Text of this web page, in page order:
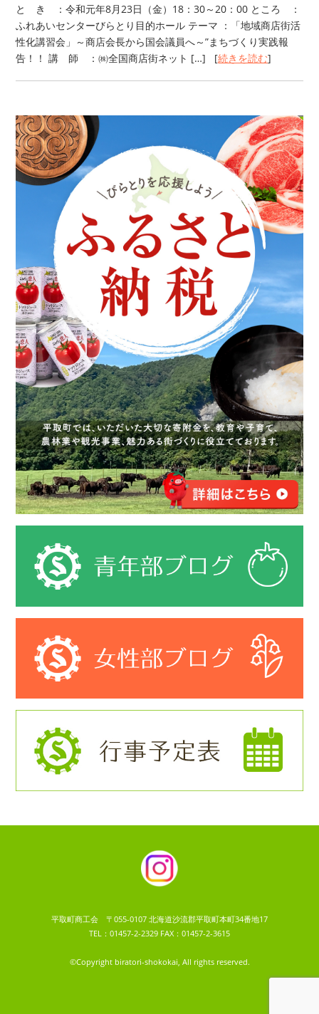
と き ：令和元年8月23日（金）18：30～20：00 ところ ：
ふれあいセンターびらとり目的ホール テーマ ：「地域商店街活
性化講習会」～商店会長から国会議員へ～”まちづくり実践報
告！！ 講 師 ：㈱全国商店街ネット […] [続きを読む]
平取町商工会 〒055-0107 北海道沙流郡平取町本町34番地17
TEL：01457-2-2329 FAX：01457-2-3615
©Copyright biratori-shokokai, All rights reserved.